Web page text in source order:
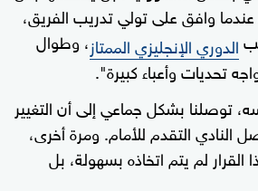
وافق على تولي تدريب الفريق،
الدوري الإنجليزي الممتاز، وطوال
تحديات وأعباء كبيرة".
توصلنا بشكل جماعي إلى أن التغيير
النادي التقدم للأمام. ومرة أخرى،
لم يتم اتخاذه بسهولة، بل